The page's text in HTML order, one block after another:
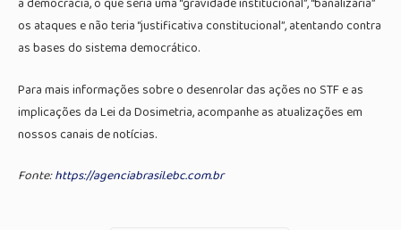
os ataques e não teria “justificativa constitucional”, atentando contra
as bases do sistema democrático.
Para mais informações sobre o desenrolar das ações no STF e as
implicações da Lei da Dosimetria, acompanhe as atualizações em
nossos canais de notícias.
Fonte:https://agenciabrasil.ebc.com.br